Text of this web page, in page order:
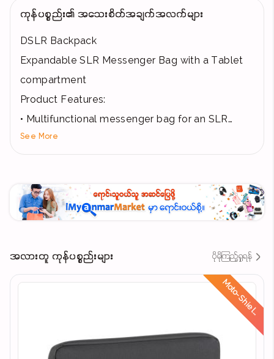
ကုန်ပစ္စည်း၏ အသေးစိတ်အချက်အလက်များ
DSLR Backpack
Expandable SLR Messenger Bag with a Tablet
compartment
Product Features:
• Multifunctional messenger bag for an SLR
camera with a zoom lens attached
• Two lenses and a flash unit can also be
accomodated by moving the adjustable inner
• Additional compartment with adjustable
dividers for a Tablet up to 10.1 and iPad®
• Storage space can be easily adjusted with a
• Zippered internal pocket for accessories,
See More
အလားတူ ကုန်ပစ္စည်းများ ပိုမိုကြည့်ရှုရန်
d